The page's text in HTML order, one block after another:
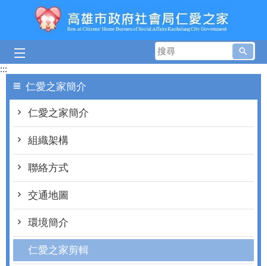
跳到主要內容區塊
搜
尋
:::
仁愛之家簡介
仁愛之家簡介
組織架構
聯絡方式
交通地圖
環境簡介
仁愛之家剪輯